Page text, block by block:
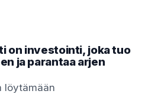
on investointi, joka tuo
ja parantaa arjen
löytämään